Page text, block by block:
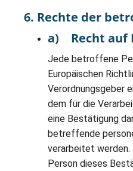
6. Rechte der
a) Recht auf
Jede betroffene
Europäischen
Verordnungsgeber
dem für die
eine Bestätigung
betreffende
verarbeitet
Person dieses